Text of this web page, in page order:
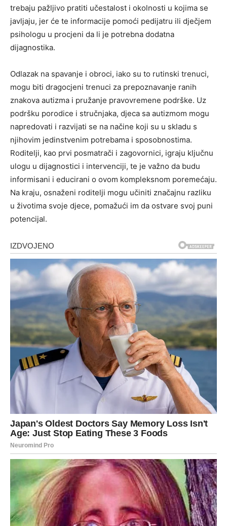
trebaju pažljivo pratiti učestalost i okolnosti u kojima se
javljaju, jer će te informacije pomoći pedijatru ili dječjem
psihologu u procjeni da li je potrebna dodatna
dijagnostika.
Odlazak na spavanje i obroci, iako su to rutinski trenuci,
mogu biti dragocjeni trenuci za prepoznavanje ranih
znakova autizma i pružanje pravovremene podrške. Uz
podršku porodice i stručnjaka, djeca sa autizmom mogu
napredovati i razvijati se na načine koji su u skladu s
njihovim jedinstvenim potrebama i sposobnostima.
Roditelji, kao prvi posmatrači i zagovornici, igraju ključnu
ulogu u dijagnostici i intervenciji, te je važno da budu
informisani i educirani o ovom kompleksnom poremećaju.
Na kraju, osnaženi roditelji mogu učiniti značajnu razliku
u životima svoje djece, pomažući im da ostvare svoj puni
potencijal.